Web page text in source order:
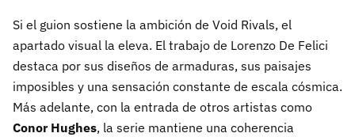
Si el guion sostiene la ambición de Void Rivals, el
apartado visual la eleva. El trabajo de Lorenzo De Felici
destaca por sus diseños de armaduras, sus paisajes
imposibles y una sensación constante de escala cósmica.
Más adelante, con la entrada de otros artistas como
Conor Hughes, la serie mantiene una coherencia